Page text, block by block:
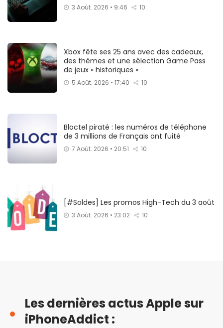
3 Août. 2026 • 9:46 10
Xbox fête ses 25 ans avec des cadeaux,
des thèmes et une sélection Game Pass
de jeux « historiques »
5 Août. 2026 • 17:40 10
Bloctel piraté : les numéros de téléphone
de 3 millions de Français ont fuité
7 Août. 2026 • 20:51 10
[#Soldes] Les promos High-Tech du 3 août
3 Août. 2026 • 23:02 10
Les dernières actus Apple sur
iPhoneAddict :